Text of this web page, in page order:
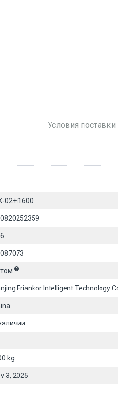
Условия поставки
02+I1600
Friankor Intelligent Technology
kg
3, 2025